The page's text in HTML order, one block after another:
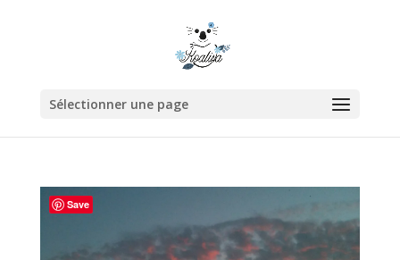
Sélectionner une page
Save